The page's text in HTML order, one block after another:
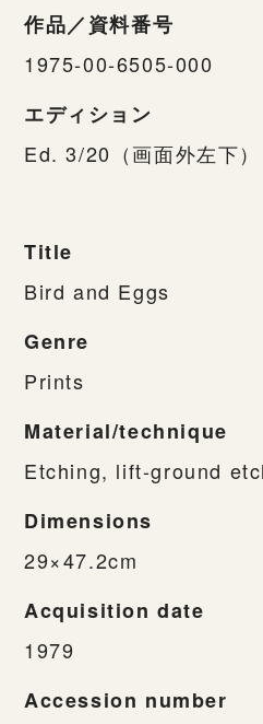
作品／資料番号
1975-00-6505-000
エディション
Ed. 3/20（画面外左下）
Title
Bird and Eggs
Genre
Prints
Material/technique
Etching, lift-ground
Dimensions
29×47.2cm
Acquisition date
1979
Accession number